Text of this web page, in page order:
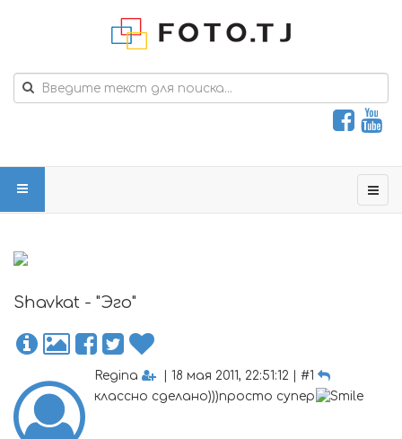
Shavkat - "Эго"
Regina
| 18 мая 2011, 22:51:12 | #1
классно сделано)))просто супер